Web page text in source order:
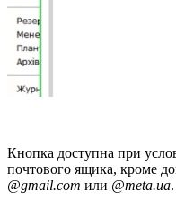
Кнопка доступна при
почтового ящика, кроме
@gmail.com или @meta.ua.